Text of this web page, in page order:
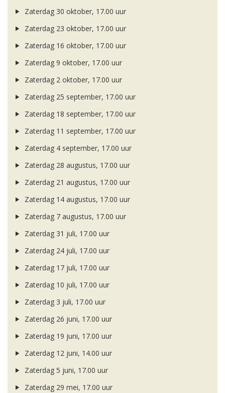
Zaterdag 30 oktober, 17.00 uur
Zaterdag 23 oktober, 17.00 uur
Zaterdag 16 oktober, 17.00 uur
Zaterdag 9 oktober, 17.00 uur
Zaterdag 2 oktober, 17.00 uur
Zaterdag 25 september, 17.00 uur
Zaterdag 18 september, 17.00 uur
Zaterdag 11 september, 17.00 uur
Zaterdag 4 september, 17.00 uur
Zaterdag 28 augustus, 17.00 uur
Zaterdag 21 augustus, 17.00 uur
Zaterdag 14 augustus, 17.00 uur
Zaterdag 7 augustus, 17.00 uur
Zaterdag 31 juli, 17.00 uur
Zaterdag 24 juli, 17.00 uur
Zaterdag 17 juli, 17.00 uur
Zaterdag 10 juli, 17.00 uur
Zaterdag 3 juli, 17.00 uur
Zaterdag 26 juni, 17.00 uur
Zaterdag 19 juni, 17.00 uur
Zaterdag 12 juni, 14.00 uur
Zaterdag 5 juni, 17.00 uur
Zaterdag 29 mei, 17.00 uur